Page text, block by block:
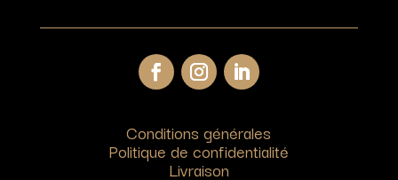
Conditions générales
Politique de confidentialité
Livraison